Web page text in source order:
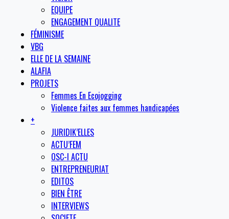
EQUIPE
ENGAGEMENT QUALITE
FÉMINISME
VBG
ELLE DE LA SEMAINE
ALAFIA
PROJETS
Femmes En Ecojogging
Violence faites aux femmes handicapées
+
JURIDIK’ELLES
ACTU’FEM
OSC-I ACTU
ENTREPRENEURIAT
EDITOS
BIEN ÊTRE
INTERVIEWS